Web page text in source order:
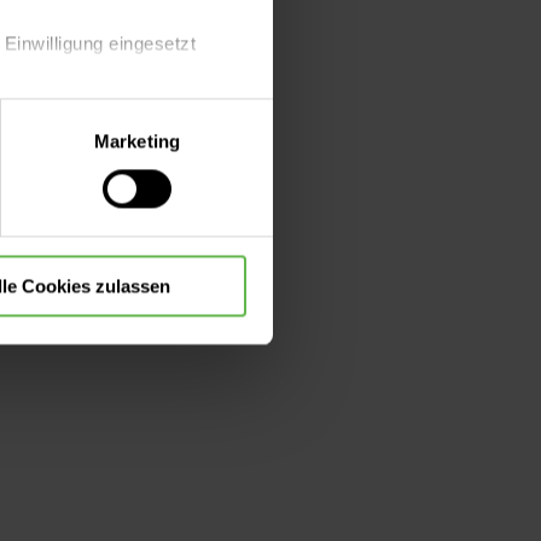
eingesetzt
Auswahl hinsichtlich der
Verwendung aller Cookies
Marketing
Cookies zulassen
beim
Der
Typ-2-